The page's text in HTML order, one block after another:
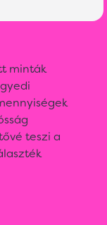
minták
teszi a